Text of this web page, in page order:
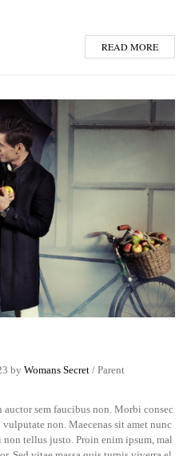
READ MORE
by Womans Secret / Parent
sem faucibus non. Morbi consec
non. Maecenas sit amet nunc
tellus justo. Proin enim ipsum, mal